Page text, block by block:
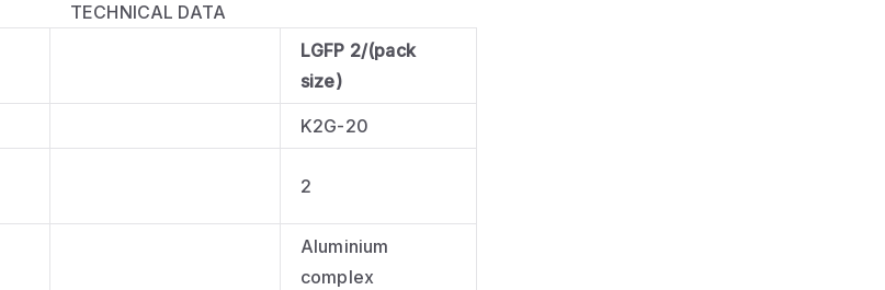
TECHNICAL DATA
LGFP 2/(pack
size)
K2G-20
2
Aluminium
complex